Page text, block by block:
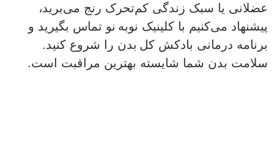
عضلانی یا سبک زندگی کم‌تحرک رنج می‌برید،
پیشنهاد می‌کنیم با کلینیک نوبه نو تماس بگیرید و
برنامه درمانی بادکش کل بدن را شروع کنید.
سلامت بدن شما شایسته بهترین مراقبت است.